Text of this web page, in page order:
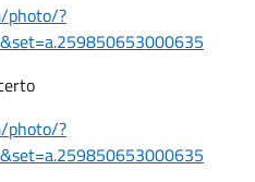
photo/?
photo/?